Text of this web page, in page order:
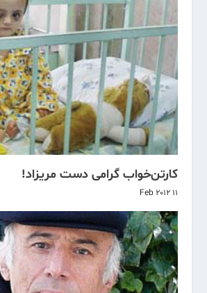
کارتن‌خواب گرامی دست مریزاد!
11 Feb 2012